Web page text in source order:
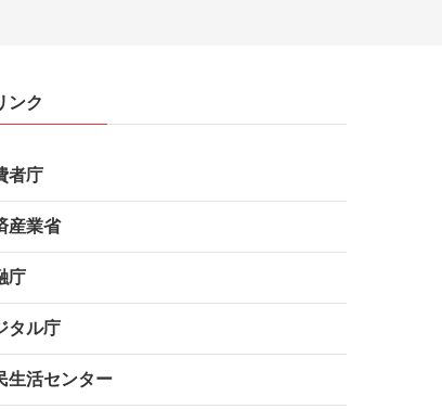
ンク
者庁
産業省
庁
タル庁
生活センター